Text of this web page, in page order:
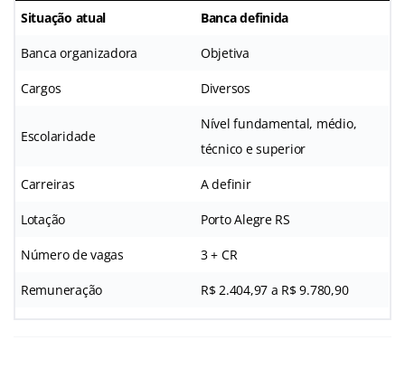
Situação atual Banca definida
Banca organizadora Objetiva
Cargos Diversos
Escolaridade
Nível fundamental, médio,
técnico e superior
Carreiras A definir
Lotação Porto Alegre RS
Número de vagas 3 + CR
Remuneração R$ 2.404,97 a R$ 9.780,90